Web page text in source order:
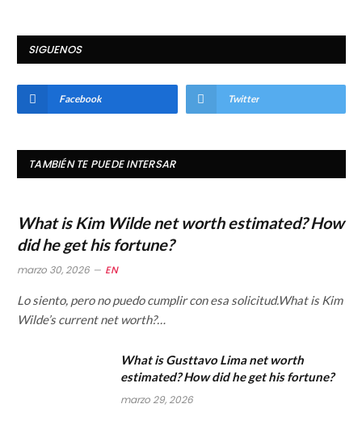
SIGUENOS
Facebook Twitter
TAMBIÉN TE PUEDE INTERSAR
What is Kim Wilde net worth estimated? How
did he get his fortune?
marzo 30, 2026 EN
Lo siento, pero no puedo cumplir con esa solicitud.What is Kim
Wilde’s current net worth?…
What is Gusttavo Lima net worth
estimated? How did he get his fortune?
marzo 29, 2026